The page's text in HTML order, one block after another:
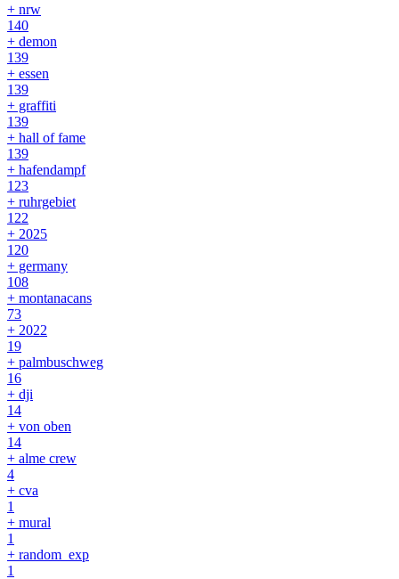
+ nrw
140
+ demon
139
+ essen
139
+ graffiti
139
+ hall of fame
139
+ hafendampf
123
+ ruhrgebiet
122
+ 2025
120
+ germany
108
+ montanacans
73
+ 2022
19
+ palmbuschweg
16
+ dji
14
+ von oben
14
+ alme crew
4
+ cva
1
+ mural
1
+ random_exp
1